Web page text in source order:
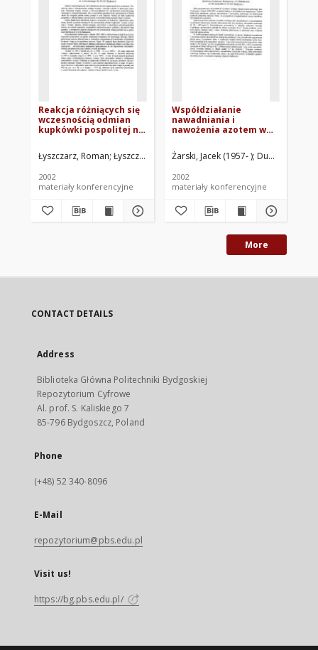
Reakcja różniących się
wczesnością odmian
kupkówki pospolitej na
Łyszczarz, Roman Łyszczarz, Roman. Red.
2002
materiały konferencyjne
Współdziałanie
nawadniania i
nawożenia azotem w
plonowania kupkówki
pospolitej
Żarski, Jacek (1957- ) Dudek,
2002
materiały konferencyjne
More
CONTACT DETAILS
Address
Biblioteka Główna Politechniki Bydgoskiej
Repozytorium Cyfrowe
Al. prof. S. Kaliskiego 7
85-796 Bydgoszcz, Poland
Phone
(+48) 52 340-8096
E-Mail
repozytorium@pbs.edu.pl
Visit us!
https://bg.pbs.edu.pl/